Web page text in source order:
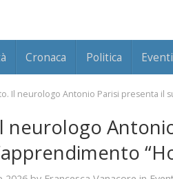
Cronaca Politica Eventi
Il neurologo Antonio Parisi presenta il
neurologo